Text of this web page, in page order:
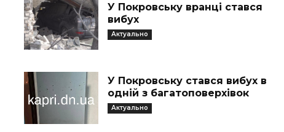
У Покровську вранці стався
вибух
Актуально
У Покровську стався вибух в
одній з багатоповерхівок
Актуально